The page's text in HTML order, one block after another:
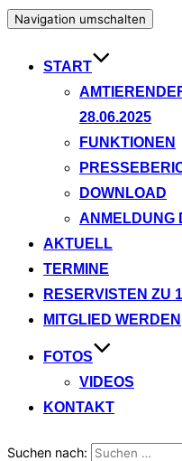
Navigation umschalten
START
28.06.2025
FUNKTIONEN
DOWNLOAD
ANMELDUNG
AKTUELL
TERMINE
RESERVISTEN ZU
MITGLIED WERDEN
FOTOS
VIDEOS
KONTAKT
Suchen nach: